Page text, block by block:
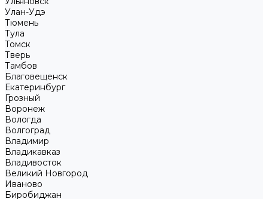
Улан-Удэ
Тюмень
Тула
Томск
Тверь
Тамбов
Благовещенск
Екатеринбург
Грозный
Воронеж
Вологда
Волгоград
Владимир
Владикавказ
Владивосток
Великий Новгород
Иваново
Биробиджан